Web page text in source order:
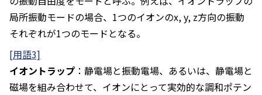
局所振動モードの場合、1つのイオンのx, y, z方向の振動
それぞれが1つのモードとなる。
[用語3]
イオントラップ ：静電場と振動電場、あるいは、静電場と
磁場を組み合わせて、イオンにとって実効的な調和ポテン